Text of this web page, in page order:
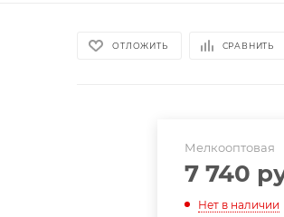
ОТЛОЖИТЬ СРАВНИТЬ
Мелкооптовая
7 740
Нет в наличии